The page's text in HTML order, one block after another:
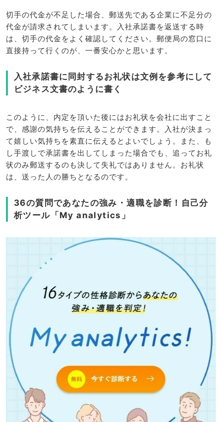
切手の代金が不足した場合、郵送先である企業に不足分の
代金が請求されてしまいます。入社承諾書を返送する時
は、切手の代金をよく確認してください。郵便局の窓口に
直接持って行くのが、一番安心かと思います。
入社承諾書に同封するお礼状は文例を参考にして
ビジネス文書のように書く
このように、内定を頂いた後にはお礼状を会社に出すこと
で、感謝の気持ちを伝えることができます。入社が決まっ
て嬉しい気持ちを素直に伝えるとよいでしょう。また、も
し手渡しで承諾書を出してしまった場合でも、追ってお礼
状のみ郵送するのも決して失礼ではありません。お礼状
は、送った人の勝ちとなるのです。
36の質問であなたの強み・適職を診断！自己分
析ツール「My analytics」